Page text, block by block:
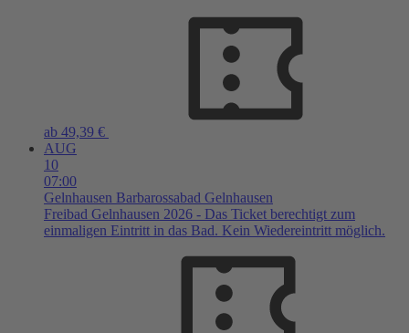
ab 49,39 €
AUG
10
07:00
Gelnhausen Barbarossabad Gelnhausen
Freibad Gelnhausen 2026 - Das Ticket berechtigt zum
einmaligen Eintritt in das Bad. Kein Wiedereintritt möglich.